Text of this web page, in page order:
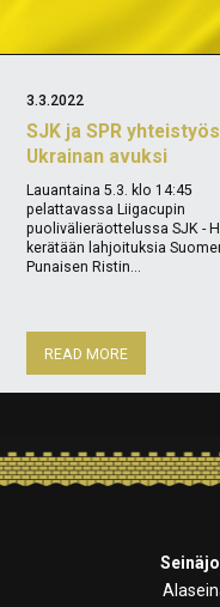
SJK ja SPR
Ukrainan avuksi
3.3.2022
Lauantaina 5.3. klo 14:45
pelattavassa Liigacupin
puolivälieräottelussa SJK -
kerätään lahjoituksia
Punaisen Ristin...
READ MORE